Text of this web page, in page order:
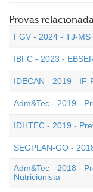
Provas
FGV - 2024 - TJ-MS
IBFC - 2023 -
IDECAN - 2019 - IF-
Adm&Tec - 2019 -
IDHTEC - 2019 -
SEGPLAN-GO -
Adm&Tec - 2018 -
Nutricionista